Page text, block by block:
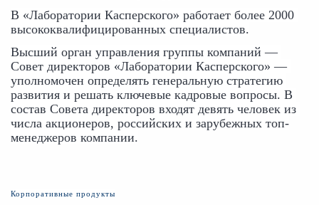
В «Лаборатории Касперского» работает более 2000
высококвалифицированных специалистов.
Высший орган управления группы компаний —
Совет директоров «Лаборатории Касперского» —
уполномочен определять генеральную стратегию
развития и решать ключевые кадровые вопросы. В
состав Совета директоров входят девять человек из
числа акционеров, российских и зарубежных топ-
менеджеров компании.
Корпоративные продукты